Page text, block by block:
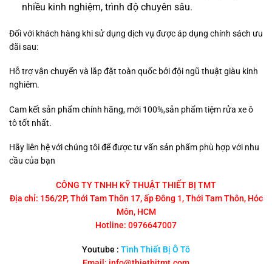
nhiều kinh nghiệm, trình độ chuyên sâu.
Đối với khách hàng khi sử dụng dịch vụ được áp dụng chính sách ưu
đãi sau:
Hỗ trợ vận chuyển và lắp đặt toàn quốc bởi đội ngũ thuật giàu kinh
nghiêm.
Cam kết sản phẩm chính hãng, mới 100%,sản phẩm tiệm rửa xe ô
tô tốt nhất.
Hãy liên hệ với chúng tôi để được tư vấn sản phẩm phù hợp với nhu
cầu của bạn
CÔNG TY TNHH KỸ THUẬT THIẾT BỊ TMT
Địa chỉ: 156/2P, Thới Tam Thôn 17, ấp Đông 1, Thới Tam Thôn, Hóc
Môn, HCM
Hotline: 0976647007
Youtube : Tình Thiết Bị Ô Tô